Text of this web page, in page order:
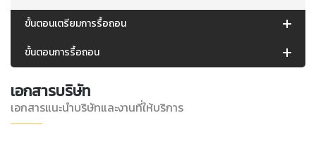
ขั้นตอนเตรียมการรื้อถอน
ขั้นตอนการรื้อถอน
เอกสารบริษัท
เอกสารแนะนำบริษัทและงานที่ให้บริการ